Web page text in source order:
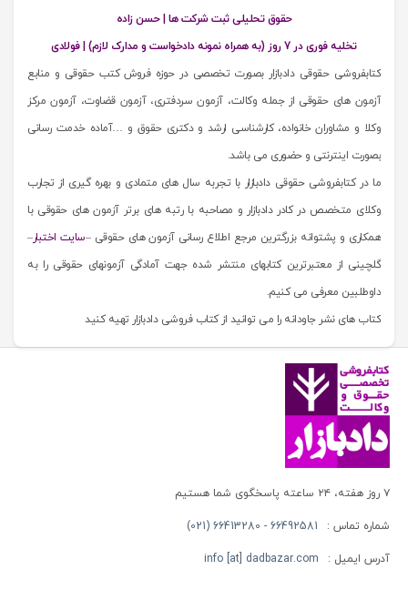
حقوق تحلیلی ثبت شرکت ها | حسن زاده
تخلیه فوری در 7 روز (به همراه نمونه دادخواست و مدارک لازم) | فولادی
کتابفروشی حقوقی دادبازار بصورت تخصصی در حوزه فروش کتب حقوقی و منابع
آزمون های حقوقی از جمله وکالت، آزمون سردفتری، آزمون قضاوت، آزمون مرکز
وکلا و مشاوران خانواده، کارشناسی ارشد و دکتری حقوق و …آماده خدمت رسانی
بصورت اینترنتی و حضوری می باشد.
ما در کتابفروشی حقوقی دادبازار با تجربه سال های متمادی و بهره گیری از تجارب
وکلای متخصص در کادر دادبازار و مصاحبه با رتبه های برتر آزمون های حقوقی با
همکاری و پشتوانه بزرگترین مرجع اطلاع رسانی آزمون های حقوقی –سایت اختبار–
گلچینی از معتبرترین کتابهای منتشر شده جهت آمادگی آزمونهای حقوقی را به
داوطلبین معرفی می کنیم.
کتاب های نشر جاودانه را می توانید از کتاب فروشی دادبازار تهیه کنید
۷ روز هفته، ۲۴ ساعته پاسخگوی شما هستیم
شماره تماس : 66492581 - 66413280 (021)
آدرس ایمیل : info [at] dadbazar.com